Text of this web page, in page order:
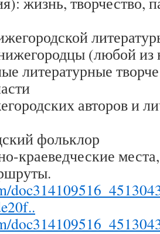
(любой из
литературные
авторов и
фольклор
краеведческие